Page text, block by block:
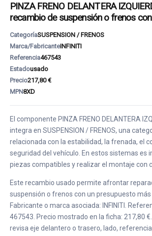
PINZA FRENO DELANTERA
recambio de suspensión o frenos
CategoríaSUSPENSION / FRENOS
Marca/FabricanteINFINITI
Referencia467543
Estadousado
Precio217,80 €
MPN8XD
El componente PINZA FRENO DELANTERA
integra en SUSPENSION / FRENOS, una
relacionada con la estabilidad, la frenada, el
seguridad del vehículo. En estos sistemas es
piezas compatibles y realizar el montaje con
Este recambio usado permite afrontar
suspensión o frenos con un presupuesto más
Fabricante o marca asociada: INFINITI.
467543. Precio mostrado en la ficha: 217,80
revisa eje delantero o trasero, lado,